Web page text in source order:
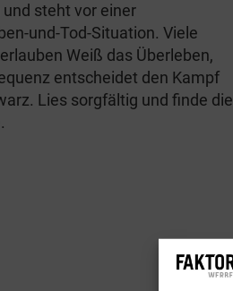
steht vor einer
und-Tod-Situation. Viele
Weiß das Überleben,
entscheidet den Kampf
Lies sorgfältig und finde die